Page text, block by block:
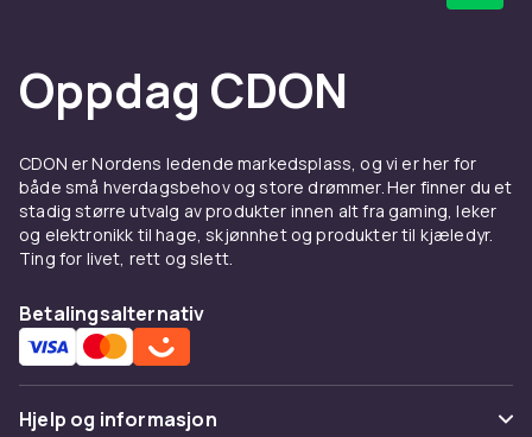
Oppdag CDON
CDON er Nordens ledende markedsplass, og vi er her for
både små hverdagsbehov og store drømmer. Her finner du et
stadig større utvalg av produkter innen alt fra gaming, leker
og elektronikk til hage, skjønnhet og produkter til kjæledyr.
Ting for livet, rett og slett.
Betalingsalternativ
Hjelp og informasjon